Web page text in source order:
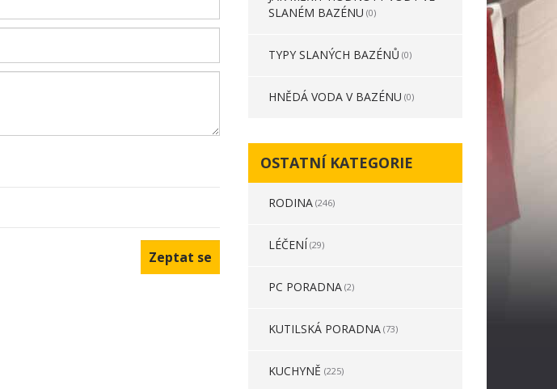
SLANÉM BAZÉNU (0)
TYPY SLANÝCH BAZÉNŮ (0)
HNĚDÁ VODA V BAZÉNU (0)
OSTATNÍ KATEGORIE
RODINA (246)
LÉČENÍ (29)
PC PORADNA (2)
KUTILSKÁ PORADNA (73)
KUCHYNĚ (225)